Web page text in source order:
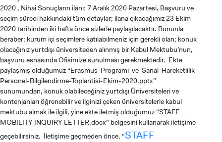
2020 , Nihai Sonuçların ilanı: 7 Aralık 2020 Pazartesi, Başvuru ve
seçim süreci hakkındaki tüm detaylar; ilana çıkacağımız 23 Ekim
2020 tarihinden iki hafta önce sizlerle paylaşılacaktır. Bununla
beraber; kurum içi seçimlere katılabilmeniz için gerekli olan; konuk
olacağınız yurtdışı üniversiteden alınmış bir Kabul Mektubu’nun,
başvuru esnasında Ofisimize sunulması gerekmektedir. Ekte
paylaşmış olduğumuz “Erasmus-Programi-ve-Sanal-Hareketlilik-
Personel-Bilgilendirme-Toplantisi-Ekim-2020.pptx”
sunumundan, konuk olabileceğiniz yurtdışı Üniversiteleri ve
kontenjanları öğrenebilir ve ilginizi çeken üniversitelerle kabul
mektubu almak ile ilgili, yine ekte iletmiş olduğumuz “STAFF
MOBILITY INQUIRY LETTER.docx” belgesini kullanarak iletişime
geçebilirsiniz. İletişime geçmeden önce, “STAFF